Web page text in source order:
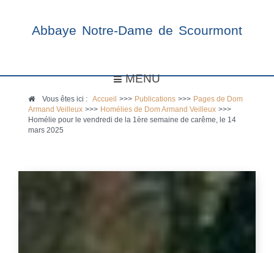
Abbaye Notre-Dame de Scourmont
MENU
Vous êtes ici :Accueil >>> Publications >>> Pages de Dom
Armand Veilleux >>> Homélies de Dom Armand Veilleux >>>
Homélie pour le vendredi de la 1ère semaine de carême, le 14
mars 2025